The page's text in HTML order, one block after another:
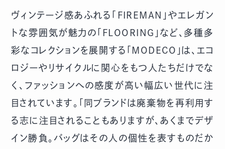
ヴィンテージ感あふれる「FIREMAN」やエレガン
トな雰囲気が魅力の「FLOORING」など、多種多
彩なコレクションを展開する「MODECO」は、エコ
ロジーやリサイクルに関心をもつ人たちだけでな
く、ファッションへの感度が高い幅広い世代に注
目されています。「同ブランドは廃棄物を再利用す
る志に注目されることもありますが、あくまでデザ
イン勝負。バッグはその人の個性を表すものだか